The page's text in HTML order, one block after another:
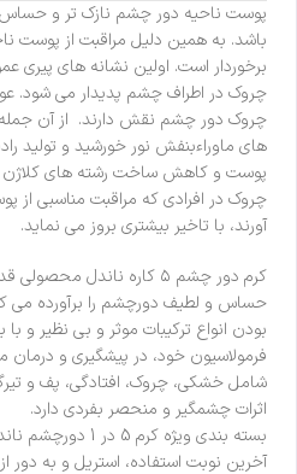
پوست ناحیه دور چشم نازک تر و
باشد. به همین دلیل مراقبت از پوست
برخوردار است. اولین نشانه های
چروک در اطراف چشم پدیدار می شود.
چروک دور چشم نقش دارند. از آن
های ماوراءبنفش نور خورشید و تولید
پوست و کاهش ساخت رشته های کلاژن و
چروک در افرادی که مراقبت مناسبی
آورند، با تاخیر بیشتری بروز می نماید.
کرم دور چشم ۵ کاره ناندل
حساس و لطیف دورچشم را برآورده می
بودن انواع ترکیبات موثر و بی نظیر و با
فرمولاسیون خود، در پیشگیری و
شامل خشکی، چروک، افتادگی، پف و
اثرات چشمگیر و منحصر بفردی دارد.
بسته بندی ویژه
آخرین نوبت استفاده، استریل و به